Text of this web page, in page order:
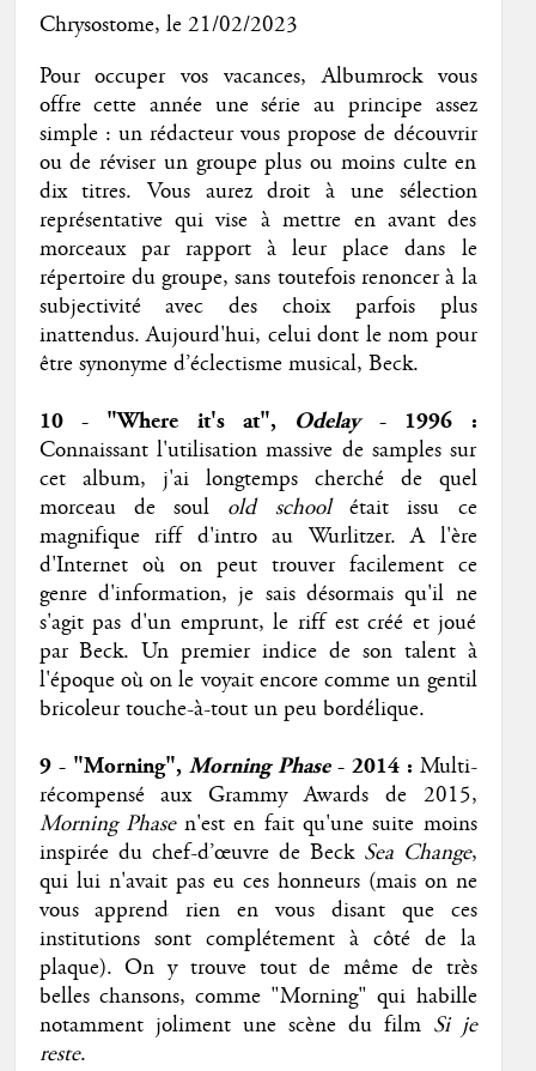
Chrysostome, le 21/02/2023
Pour occuper vos vacances, Albumrock vous
offre cette année une série au principe assez
simple : un rédacteur vous propose de découvrir
ou de réviser un groupe plus ou moins culte en
dix titres. Vous aurez droit à une sélection
représentative qui vise à mettre en avant des
morceaux par rapport àleur place dans le
répertoire du groupe, sans toutefois renoncer à la
subjectivité avec des choix parfois plus
inattendus. Aujourd'hui, celui dont le nom pour
être synonyme d’éclectisme musical, Beck.
10 - "Where it's at", Odelay- 1996 :
Connaissant l'utilisation massive de samples sur
cet album, j'ai longtemps cherché de quel
morceau de soul old schoolétait issu ce
magnifique riff d'intro au Wurlitzer. A l'ère
d'Internet où on peut trouver facilement ce
genre d'information, je sais désormais qu'il ne
s'agit pas d'un emprunt, le riff est créé et joué
par Beck. Un premier indice de son talent à
l'époque où on le voyait encore comme un gentil
bricoleur touche-à-tout un peu bordélique.
9 - "Morning", Morning Phase- 2014: Multi-
récompensé aux Grammy Awards de 2015,
Morning Phasen'est en fait qu'une suite moins
inspirée du chef-d’œuvre de Beck Sea Change,
qui lui n'avait pas eu ces honneurs (mais on ne
vous apprend rien en vous disant que ces
institutions sont complétement à côté de la
plaque). On y trouve tout de même de très
belles chansons, comme "Morning" qui habille
notamment joliment une scène du film Si je
reste.